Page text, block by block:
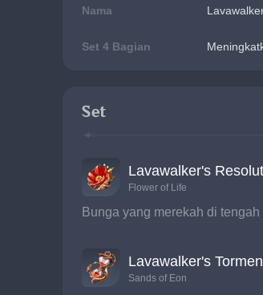
Nama
Set 4 Bagian
Set
Lavawalker's
Flower of Life
Bunga yang merekah di
Lavawalker's
Sands of Eon